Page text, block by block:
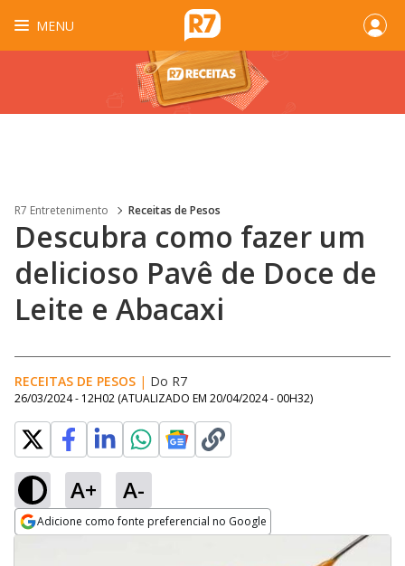
MENU
R7 Entretenimento Receitas de Pesos
Descubra como fazer um
delicioso Pavê de Doce de
Leite e Abacaxi
RECEITAS DE PESOS | Do R7
26/03/2024 - 12H02 (ATUALIZADO EM 20/04/2024 - 00H32)
A+ A-
Adicione como fonte preferencial no Google